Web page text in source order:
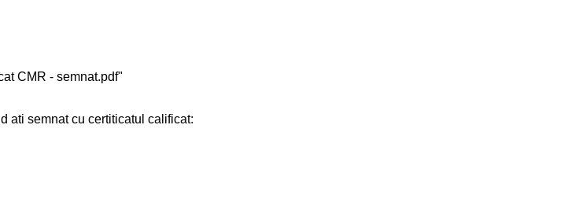
CMR - semnat.pdf"
ati semnat cu certiticatul calificat: